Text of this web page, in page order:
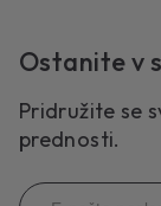
Ostanite v
Pridružite se
prednosti.